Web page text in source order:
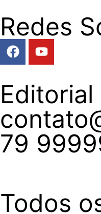
Redes
Editorial
79
Todos